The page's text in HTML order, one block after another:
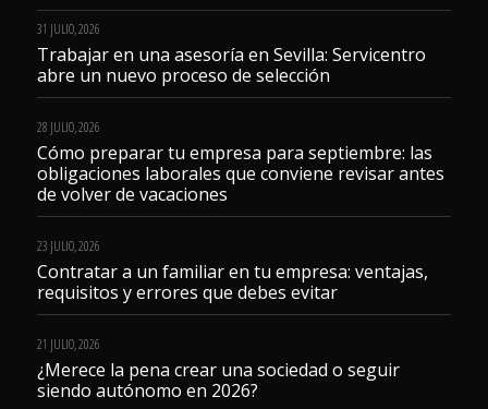
31 JULIO, 2026
Trabajar en una asesoría en Sevilla: Servicentro
abre un nuevo proceso de selección
28 JULIO, 2026
Cómo preparar tu empresa para septiembre: las
obligaciones laborales que conviene revisar antes
de volver de vacaciones
23 JULIO, 2026
Contratar a un familiar en tu empresa: ventajas,
requisitos y errores que debes evitar
21 JULIO, 2026
¿Merece la pena crear una sociedad o seguir
siendo autónomo en 2026?